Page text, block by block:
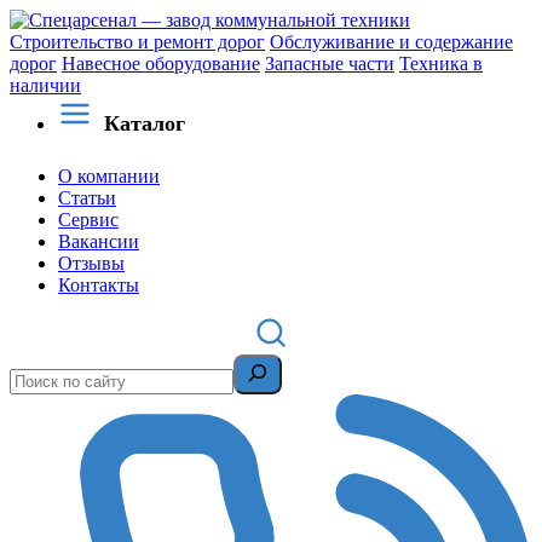
Строительство и ремонт дорог Обслуживание и содержание
дорог Навесное оборудование Запасные части Техника в
наличии
Каталог
О компании
Статьи
Сервис
Вакансии
Отзывы
Контакты